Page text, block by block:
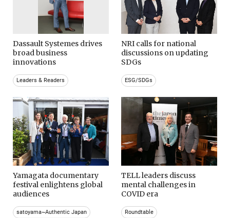
Dassault Systemes drives
broad business
innovations
Leaders & Readers
NRI calls for national
discussions on updating
SDGs
ESG/SDGs
Yamagata documentary
festival enlightens global
audiences
satoyama~Authentic Japan
TELL leaders discuss
mental challenges in
COVID era
Roundtable